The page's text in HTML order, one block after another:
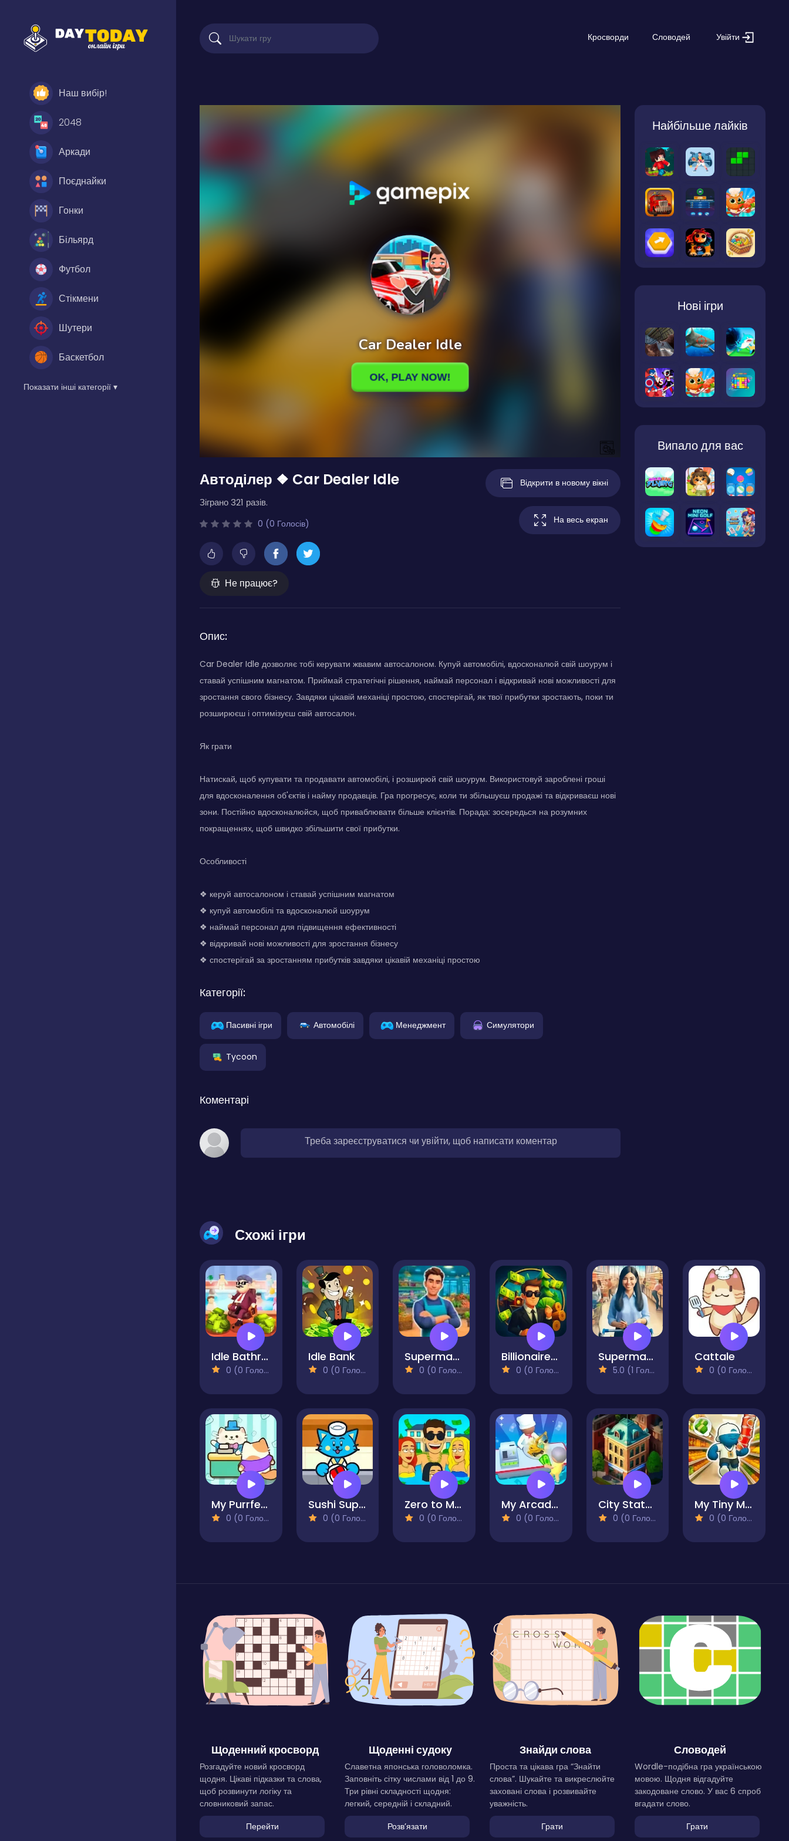
Наш вибір!
2048
Аркади
Поєднайки
Гонки
Більярд
Футбол
Стікмени
Шутери
Баскетбол
Показати інші категорії ▾
Кросворди Словодей Увійти
Автоділер ❖ Car Dealer Idle
Зіграно 321 разів.
0 (0 Голосів)
Не працює?
Відкрити в новому вікні
На весь екран
Опис:
Car Dealer Idle дозволяє тобі керувати жвавим автосалоном. Купуй автомобілі, вдосконалюй свій шоурум і
ставай успішним магнатом. Приймай стратегічні рішення, наймай персонал і відкривай нові можливості для
зростання свого бізнесу. Завдяки цікавій механіці простою, спостерігай, як твої прибутки зростають, поки ти
розширюєш і оптимізуєш свій автосалон.
Як грати
Натискай, щоб купувати та продавати автомобілі, і розширюй свій шоурум. Використовуй зароблені гроші
для вдосконалення об'єктів і найму продавців. Гра прогресує, коли ти збільшуєш продажі та відкриваєш нові
зони. Постійно вдосконалюйся, щоб приваблювати більше клієнтів. Порада: зосередься на розумних
покращеннях, щоб швидко збільшити свої прибутки.
Особливості
❖ керуй автосалоном і ставай успішним магнатом
❖ купуй автомобілі та вдосконалюй шоурум
❖ наймай персонал для підвищення ефективності
❖ відкривай нові можливості для зростання бізнесу
❖ спостерігай за зростанням прибутків завдяки цікавій механіці простою
Категорії:
Пасивні ігри Автомобілі Менеджмент Симулятори
Tycoon
Коментарі
Треба зареєструватися чи увійти, щоб написати коментар
Найбільше лайків
Нові ігри
Випало для вас
Схожі ігри
Idle Bathroom Empire Tycoon
0 (0 Голосів)
Idle Bank
0 (0 Голосів)
Supermarket Simulator Dream Store
0 (0 Голосів)
Billionaire Lumber Empire Idle Tycoon
0 (0 Голосів)
Supermarket Simulator
5.0 (1 Голосів)
Cattale
0 (0 Голосів)
My Purrfect Cat Hotel
0 (0 Голосів)
Sushi Supply Co.
0 (0 Голосів)
Zero to Millionaire!
0 (0 Голосів)
My Arcade Center
0 (0 Голосів)
City States Idle
0 (0 Голосів)
My Tiny Market
0 (0 Голосів)
Щоденний кросворд
Розгадуйте новий кросворд
щодня. Цікаві підказки та слова,
щоб розвинути логіку та
словниковий запас.
Перейти
Щоденні судоку
Славетна японська головоломка.
Заповніть сітку числами від 1 до 9.
Три рівні складності щодня:
легкий, середній і складний.
Розвʼязати
Знайди слова
Проста та цікава гра “Знайти
слова”. Шукайте та викреслюйте
заховані слова і розвивайте
уважність.
Грати
Словодей
Wordle-подібна гра українською
мовою. Щодня відгадуйте
закодоване слово. У вас 6 спроб
вгадати слово.
Грати